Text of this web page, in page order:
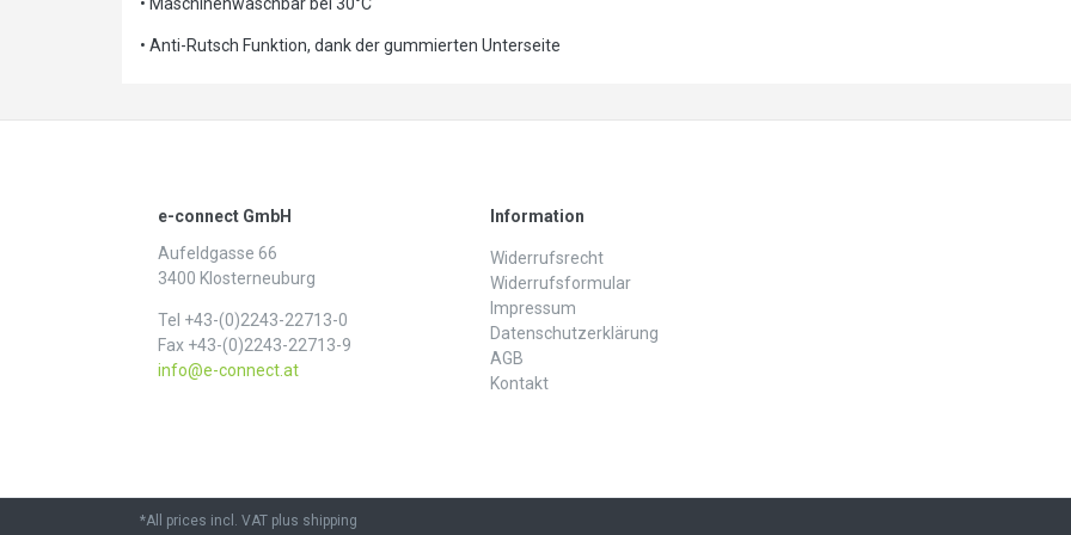
• Anti-Rutsch Funktion, dank der gummierten Unterseite
e-connect GmbH
Aufeldgasse 66
3400 Klosterneuburg
Tel +43-(0)2243-22713-0
Fax +43-(0)2243-22713-9
info@e-connect.at
Information
Widerrufs­recht
Widerrufs­formular
Impressum
Daten­schutz­erklärung
AGB
Kontakt
*All prices incl. VAT plus shipping